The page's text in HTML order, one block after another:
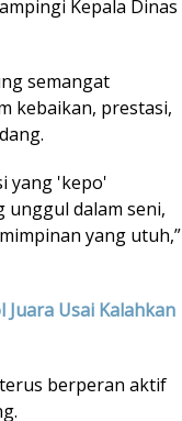
Kepala Dinas
semangat
kebaikan, prestasi,
yang 'kepo'
unggul dalam seni,
yang utuh,”
Juara Usai Kalahkan
berperan aktif